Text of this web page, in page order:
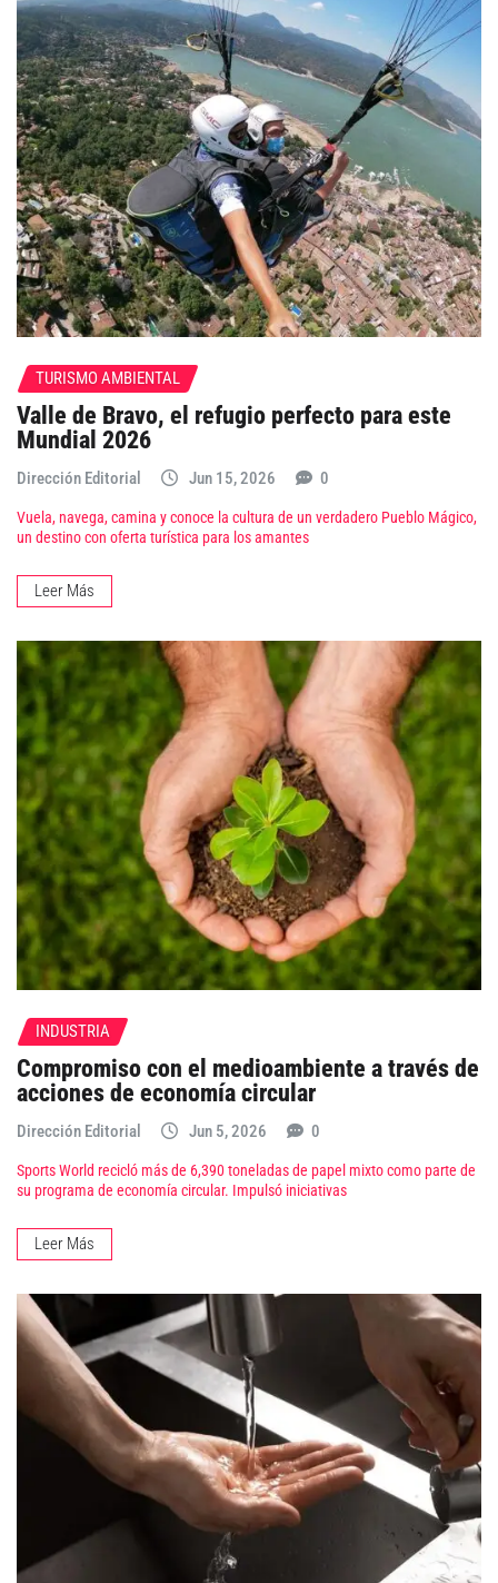
TURISMO AMBIENTAL
Valle de Bravo, el refugio perfecto para este
Mundial 2026
Dirección Editorial Jun 15, 2026 0
Vuela, navega, camina y conoce la cultura de un verdadero Pueblo Mágico,
un destino con oferta turística para los amantes
Leer Más
INDUSTRIA
Compromiso con el medioambiente a través de
acciones de economía circular
Dirección Editorial Jun 5, 2026 0
Sports World recicló más de 6,390 toneladas de papel mixto como parte de
su programa de economía circular. Impulsó iniciativas
Leer Más